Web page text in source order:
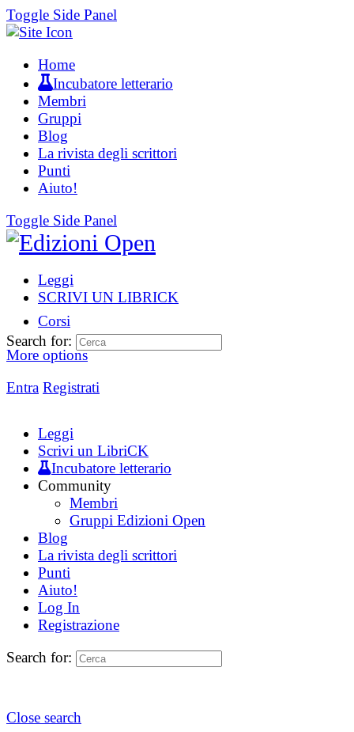
Toggle Side Panel
Home
Incubatore letterario
Membri
Gruppi
Blog
La rivista degli scrittori
Punti
Aiuto!
Toggle Side Panel
Leggi
SCRIVI UN LIBRICK
Corsi
More options
Entra Registrati
Search for:
Leggi
Scrivi un LibriCK
Incubatore letterario
Community
Membri
Gruppi Edizioni Open
Blog
La rivista degli scrittori
Punti
Aiuto!
Log In
Registrazione
Search for:
Close search